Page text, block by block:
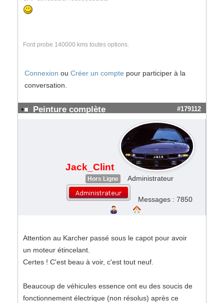
Ford probe 140000 kms toutes options.
Connexion ou Créer un compte pour participer à la
conversation.
Peinture complète #179112
Jack_Clint
Hors Ligne Administrateur
Messages : 7850
Attention au Karcher passé sous le capot pour avoir
un moteur étincelant.
Certes ! C'est beau à voir, c'est tout neuf.
Beaucoup de véhicules essence ont eu des soucis de
fonctionnement électrique (non résolus) après ce